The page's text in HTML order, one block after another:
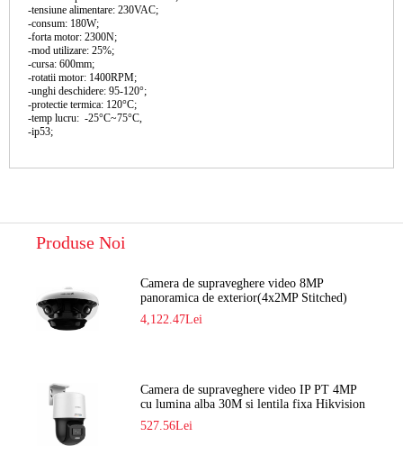
-tensiune alimentare: 230VAC;
-consum: 180W;
-forta motor: 2300N;
-mod utilizare: 25%;
-cursa: 600mm;
-rotatii motor: 1400RPM;
-unghi deschidere: 95-120°;
-protectie termica: 120°C;
-temp lucru: -25°C~75°C,
-ip53;
Produse Noi
Camera de supraveghere video 8MP
panoramica de exterior(4x2MP Stitched)
Navaio NGC-7482PR
4,122.47Lei
Camera de supraveghere video IP PT 4MP
cu lumina alba 30M si lentila fixa Hikvision
DS-2DE2C400SCG-E F1
527.56Lei